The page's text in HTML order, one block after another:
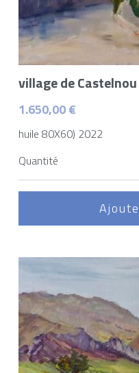
village de
1.650,00 €
huile 80X60) 2022
Quantité